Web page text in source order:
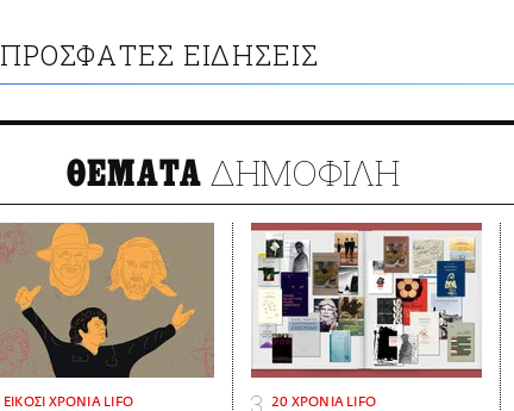
ΠΡΟΣΦΑΤΕΣ ΕΙΔΗΣΕΙΣ
ΘΕΜΑΤΑ ΔΗΜΟΦΙΛΗ
ΕΙΚΟΣΙ ΧΡΟΝΙΑ LIFO 20 ΧΡΟΝΙΑ LIFO